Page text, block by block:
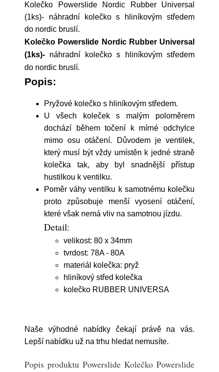
Kolečko Powerslide Nordic Rubber Universal
(1ks)- náhradní kolečko s hliníkovým středem
do nordic bruslí.
Kolečko Powerslide Nordic Rubber Universal
(1ks)- náhradní kolečko s hliníkovým středem
do nordic bruslí.
Popis:
Pryžové kolečko s hliníkovým středem.
U všech koleček s malým poloměrem
dochází během točení k mírné odchylce
mimo osu otáčení. Důvodem je ventilek,
který musí být vždy umístěn k jedné straně
kolečka tak, aby byl snadnější přístup
hustilkou k ventilku.
Poměr váhy ventilku k samotnému kolečku
proto způsobuje menší vyosení otáčení,
které však nemá vliv na samotnou jízdu.
Detail:
velikost: 80 x 34mm
tvrdost: 78A - 80A
materiál kolečka: pryž
hliníkový střed kolečka
kolečko RUBBER UNIVERSA
Naše výhodné nabídky čekají právě na vás.
Lepší nabídku už na trhu hledat nemusíte.
Popis produktu Powerslide Kolečko Powerslide